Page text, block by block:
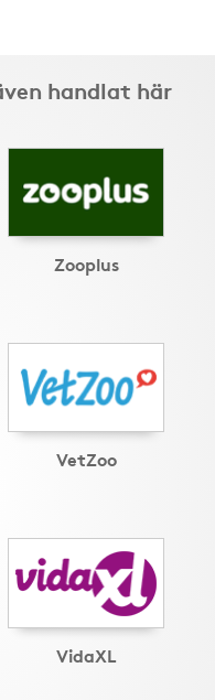
handlat här
Zooplus
VetZoo
VidaXL